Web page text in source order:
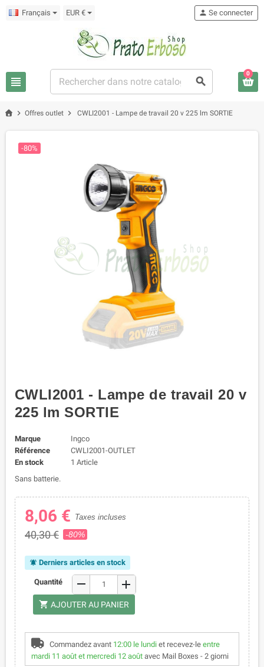
Français EUR €
view_headline search
person Se connecter
0
chevron_right Offres outlet chevron_right CWLI2001 - Lampe de travail 20 v 225 lm SORTIE
-80%
CWLI2001 - Lampe de travail 20 v
225 lm SORTIE
Marque
Ingco
Référence
CWLI2001-OUTLET
En stock
1 Article
Sans batterie.
8,06 € Taxes incluses
40,30 € -80%
notifications_active Derniers articles en stock
Quantité remove add
shopping_cart AJOUTER AU PANIER
Commandez avant 12:00 le lundiet recevez-le entre
mardi 11 août et mercredi 12 août avec Mail Boxes - 2 giorni